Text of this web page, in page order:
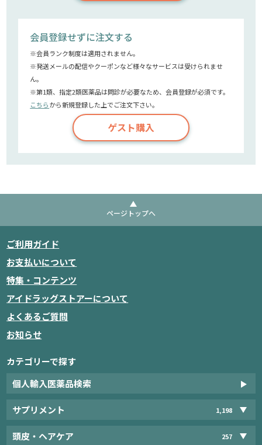
会員登録せずに注文する
※会員ランク制度は適用されません。
※発送メールの配信やクーポンなど様々なサービスは受けられませ
ん。
※第1類、指定2類医薬品は問診が必要なため、会員登録が必須です。
こちらから新規登録した上でご注文下さい。
ゲスト購入
ページトップへ
ご利用ガイド
お支払いについて
特集・コンテンツ
アイドラッグストアーについて
よくあるご質問
お知らせ
カテゴリーで探す
個人輸入医薬品検索
サプリメント 1,198
頭皮・ヘアケア 257